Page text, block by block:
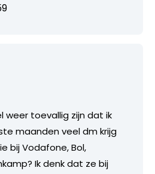
weer toevallig zijn dat ik
maanden veel dm krijg
bij Vodafone, Bol,
Ik denk dat ze bij